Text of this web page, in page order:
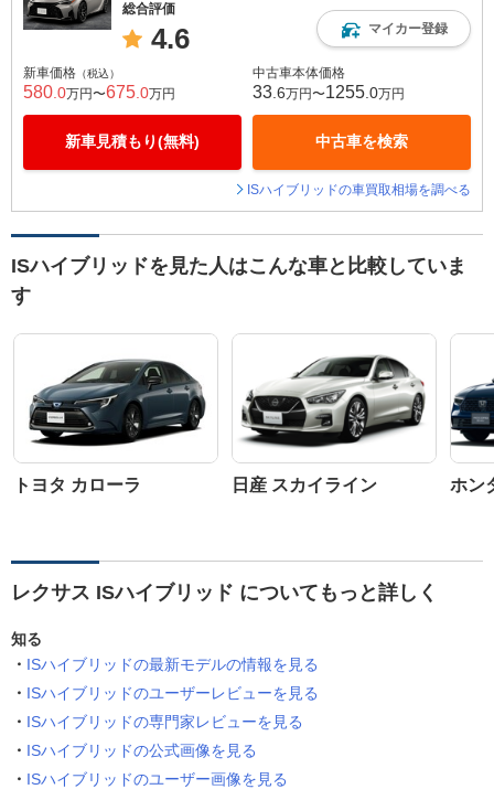
総合評価
4.6 マイカー登録
新車価格 （税込）
580 .0万円〜675 .0万円
新車見積もり(無料)
中古車本体価格
33 .6万円〜1255 .0万円
中古車を検索
ISハイブリッドの車買取相場を調べる
ISハイブリッドを見た人はこんな車と比較していま
す
トヨタ カローラ 日産 スカイライン ホン
レクサス ISハイブリッド についてもっと詳しく
知る
ISハイブリッドの最新モデルの情報を見る
ISハイブリッドのユーザーレビューを見る
ISハイブリッドの専門家レビューを見る
ISハイブリッドの公式画像を見る
ISハイブリッドのユーザー画像を見る